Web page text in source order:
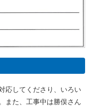
応してくださり、いろい
また、工事中は勝俣さん